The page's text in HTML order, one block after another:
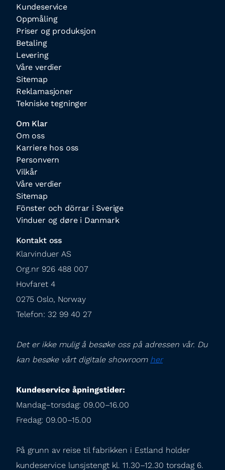
Kundeservice
Oppmåling
Priser og produksjon
Betaling
Levering
Våre verdier
Sitemap
Reklamasjoner
Tekniske tegninger
Om Klar
Om oss
Karriere hos oss
Personvern
Vilkår
Våre verdier
Sitemap
Fönster och dörrar i Sverige
Vinduer og døre i Danmark
Kontakt oss
Klarvinduer AS
Org.nr 926 488 007
Hovfaret 4
0275 Oslo, Norway
Telefon: 32 99 40 27
Det er ikke mulig å besøke oss på adressen vår. Du
kan besøke vårt digitale showroom her
Kundeservice åpningstider:
Mandag–torsdag: 09.00–16.00
Fredag: 09.00–15.00
På grunn av reise til fabrikken i Estland holder
kundeservice lunsjstengt kl. 11.30–12.30 torsdag 6.